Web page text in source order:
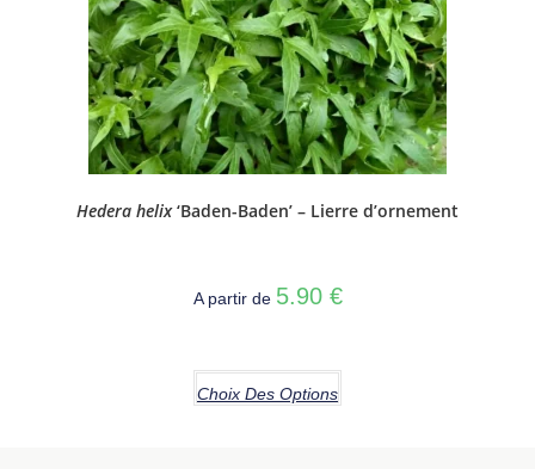
Hedera helix‘Baden-Baden’ – Lierre d’ornement
A partir de 5.90 €
Choix Des Options